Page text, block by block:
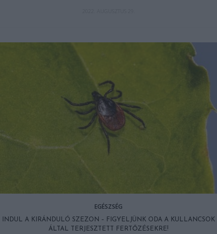
EGÉSZSÉG
INDUL A KIRÁNDULÓ SZEZON – FIGYELJÜNK ODA A KULLANCSOK
ÁLTAL TERJESZTETT FERTŐZÉSEKRE!